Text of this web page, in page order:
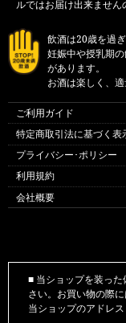
ルではお届け出来ません
飲酒は20歳を過
妊娠中や授乳期
があります。
お酒は楽しく、適
ご利用ガイド
特定商取引法に基づく表
プライバシー･ポリシー
利用規約
会社概要
■ 当ショップを装っ
さい。お買い物の際
当ショップのアドレス